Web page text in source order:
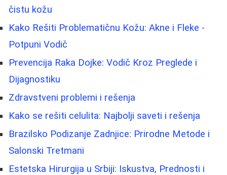
čistu kožu
Kako Rešiti Problematičnu Kožu: Akne i Fleke -
Potpuni Vodič
Prevencija Raka Dojke: Vodič Kroz Preglede i
Dijagnostiku
Zdravstveni problemi i rešenja
Kako se rešiti celulita: Najbolji saveti i rešenja
Brazilsko Podizanje Zadnjice: Prirodne Metode i
Salonski Tretmani
Estetska Hirurgija u Srbiji: Iskustva, Prednosti i